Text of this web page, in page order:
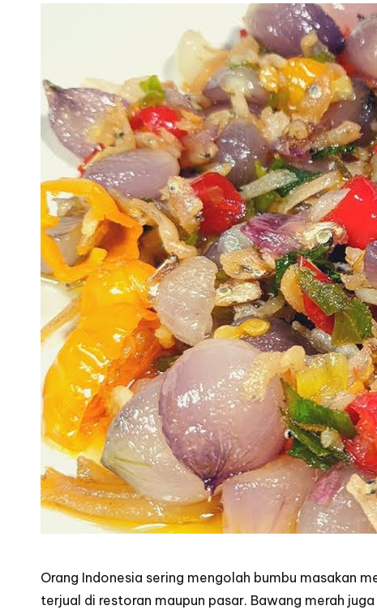
Orang Indonesia sering mengolah bumbu masakan
terjual di restoran maupun pasar. Bawang merah